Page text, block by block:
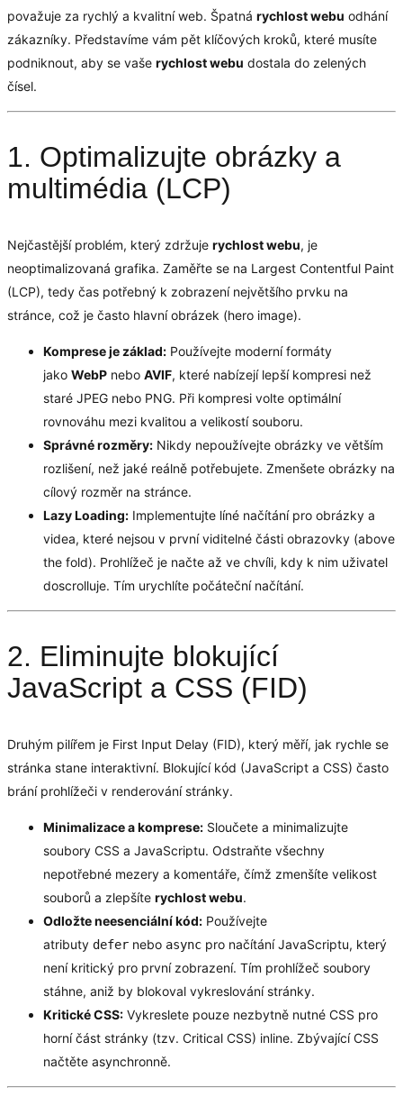
považuje za rychlý a kvalitní web. Špatná rychlost webu odhání
zákazníky. Představíme vám pět klíčových kroků, které musíte
podniknout, aby se vaše rychlost webu dostala do zelených
čísel.
1. Optimalizujte obrázky a
multimédia (LCP)
Nejčastější problém, který zdržuje rychlost webu, je
neoptimalizovaná grafika. Zaměřte se na Largest Contentful Paint
(LCP), tedy čas potřebný k zobrazení největšího prvku na
stránce, což je často hlavní obrázek (hero image).
Komprese je základ: Používejte moderní formáty
jako WebP nebo AVIF, které nabízejí lepší kompresi než
staré JPEG nebo PNG. Při kompresi volte optimální
rovnováhu mezi kvalitou a velikostí souboru.
Správné rozměry: Nikdy nepoužívejte obrázky ve větším
rozlišení, než jaké reálně potřebujete. Zmenšete obrázky na
cílový rozměr na stránce.
Lazy Loading: Implementujte líné načítání pro obrázky a
videa, které nejsou v první viditelné části obrazovky (above
the fold). Prohlížeč je načte až ve chvíli, kdy k nim uživatel
doscrolluje. Tím urychlíte počáteční načítání.
2. Eliminujte blokující
JavaScript a CSS (FID)
Druhým pilířem je First Input Delay (FID), který měří, jak rychle se
stránka stane interaktivní. Blokující kód (JavaScript a CSS) často
brání prohlížeči v renderování stránky.
Minimalizace a komprese: Sloučete a minimalizujte
soubory CSS a JavaScriptu. Odstraňte všechny
nepotřebné mezery a komentáře, čímž zmenšíte velikost
souborů a zlepšíte rychlost webu.
Odložte neesenciální kód: Používejte
atributy defer nebo async pro načítání JavaScriptu, který
není kritický pro první zobrazení. Tím prohlížeč soubory
stáhne, aniž by blokoval vykreslování stránky.
Kritické CSS: Vykreslete pouze nezbytně nutné CSS pro
horní část stránky (tzv. Critical CSS) inline. Zbývající CSS
načtěte asynchronně.